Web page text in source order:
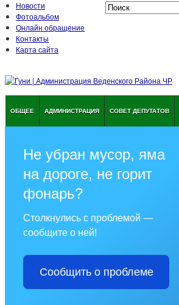
Новости
Фотоальбом
Онлайн обращение
Контакты
Карта сайта
ОБЩЕЕ АДМИНИСТРАЦИЯ СОВЕТ ДЕПУТАТОВ
Не убран мусор, яма
на дороге, не горит
фонарь?
Столкнулись с проблемой —
сообщите о ней!
Сообщить о проблеме